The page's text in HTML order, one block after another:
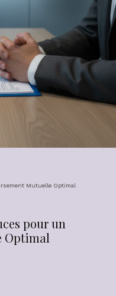
Mutuelle Optimal
pour un
Optimal